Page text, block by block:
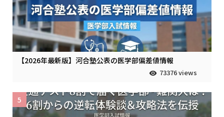
【2026年最新版】河合塾公表の医学部偏差値情報
73376 views
5